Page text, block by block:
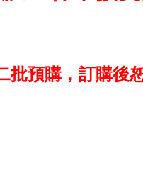
預購，訂購後